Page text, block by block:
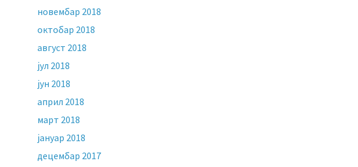
новембар 2018
октобар 2018
август 2018
јул 2018
јун 2018
април 2018
март 2018
јануар 2018
децембар 2017